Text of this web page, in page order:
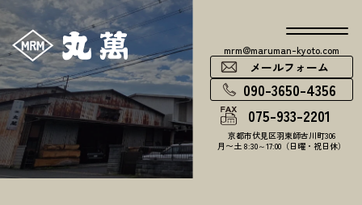
mrm@maruman-kyoto.com
メールフォーム
090-3650-4356
075-933-2201
京都市伏見区羽束師古川町306
月〜土 8:30～17:00（日曜・祝日休）